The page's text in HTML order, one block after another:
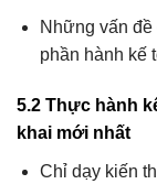
Những vấn
phần hành kế
5.2 Thực hành
khai mới nhất
Chỉ dạy kiến